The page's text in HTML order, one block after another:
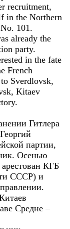
recruitment,
in the Northern
101.
already the
party.
in the fate
French
Sverdlovsk,
Kitaev
Гитлера
партии,
Осенью
арестован КГБ
CCCP) и
Средне –